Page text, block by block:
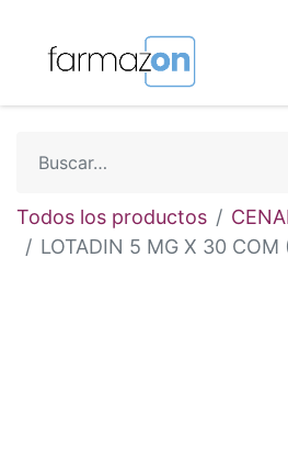
Todos los productos
LOTADIN 5 MG X 30 COM